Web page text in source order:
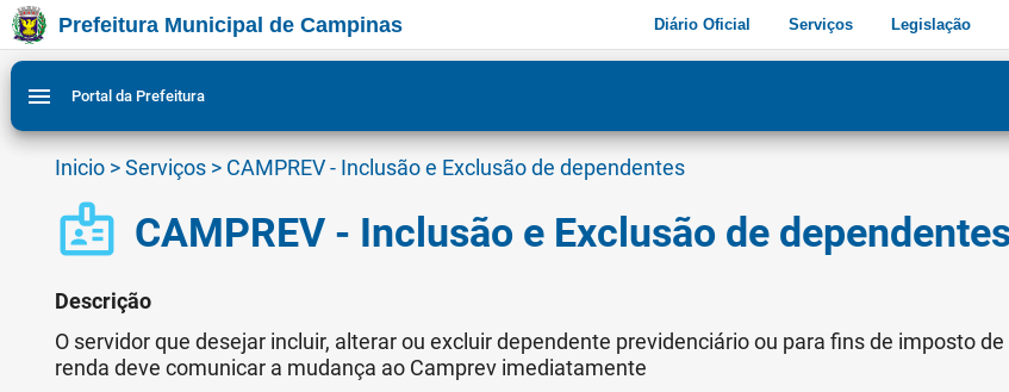
Ir para conteudo 1
Ir para menu do site da Prefeitura de Campinas
Ligar/Desligar contraste visual de tela para acessibilidade
Prefeitura Municipal de Campinas Diário Oficial Serviços Legislação
menu Portal da Prefeitura
Inicio>Serviços> CAMPREV - Inclusão e Exclusão de dependentes
badge CAMPREV - Inclusão e Exclusão de
Descrição
O servidor que desejar incluir, alterar ou excluir dependente previdenciário ou para fins de imposto de
renda deve comunicar a mudança ao Camprev imediatamente